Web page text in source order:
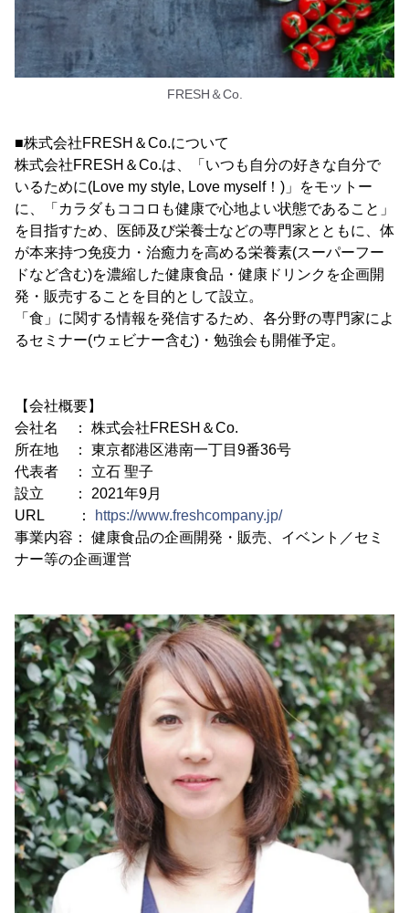
FRESH＆Co.
■株式会社FRESH＆Co.について
株式会社FRESH＆Co.は、「いつも自分の好きな自分で
いるために(Love my style, Love myself！)」をモットー
に、「カラダもココロも健康で心地よい状態であること」
を目指すため、医師及び栄養士などの専門家とともに、体
が本来持つ免疫力・治癒力を高める栄養素(スーパーフー
ドなど含む)を濃縮した健康食品・健康ドリンクを企画開
発・販売することを目的として設立。
「食」に関する情報を発信するため、各分野の専門家によ
るセミナー(ウェビナー含む)・勉強会も開催予定。
【会社概要】
会社名 ： 株式会社FRESH＆Co.
所在地 ： 東京都港区港南一丁目9番36号
代表者 ： 立石 聖子
設立 ： 2021年9月
URL ：
https://www.freshcompany.jp/
事業内容： 健康食品の企画開発・販売、イベント／セミ
ナー等の企画運営